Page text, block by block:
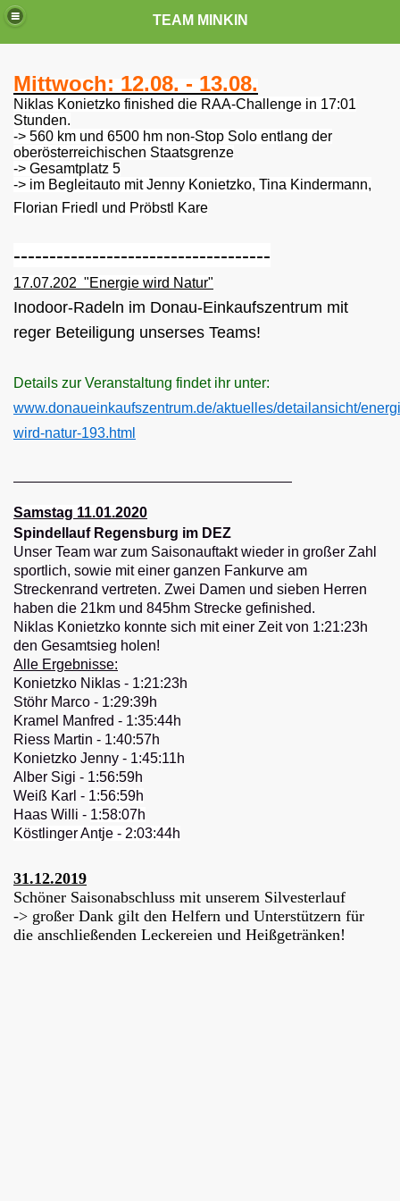
TEAM MINKIN
Mittwoch: 12.08. - 13.08.
Niklas Konietzko finished die RAA-Challenge in 17:01
Stunden.
-> 560 km und 6500 hm non-Stop Solo entlang der
oberösterreichischen Staatsgrenze
-> Gesamtplatz 5
-> im Begleitauto mit Jenny Konietzko, Tina Kindermann,
Florian Friedl und Pröbstl Kare
------------------------------------
17.07.202 "Energie wird Natur"
Inodoor-Radeln im Donau-Einkaufszentrum mit
reger Beteiligung unserses Teams!
Details zur Veranstaltung findet ihr unter:
www.donaueinkaufszentrum.de/aktuelles/detailansicht/
wird-natur-193.html
----------------------------------------------------
Samstag 11.01.2020
Spindellauf Regensburg im DEZ
Unser Team war zum Saisonauftakt wieder in großer Zahl
sportlich, sowie mit einer ganzen Fankurve am
Streckenrand vertreten. Zwei Damen und sieben Herren
haben die 21km und 845hm Strecke gefinished.
Niklas Konietzko konnte sich mit einer Zeit von 1:21:23h
den Gesamtsieg holen!
Alle Ergebnisse:
Konietzko Niklas - 1:21:23h
Stöhr Marco - 1:29:39h
Kramel Manfred - 1:35:44h
Riess Martin - 1:40:57h
Konietzko Jenny - 1:45:11h
Alber Sigi - 1:56:59h
Weiß Karl - 1:56:59h
Haas Willi - 1:58:07h
Köstlinger Antje - 2:03:44h
31.12.2019
Schöner Saisonabschluss mit unserem Silvesterlauf
-> großer Dank gilt den Helfern und Unterstützern für
die anschließenden Leckereien und Heißgetränken!